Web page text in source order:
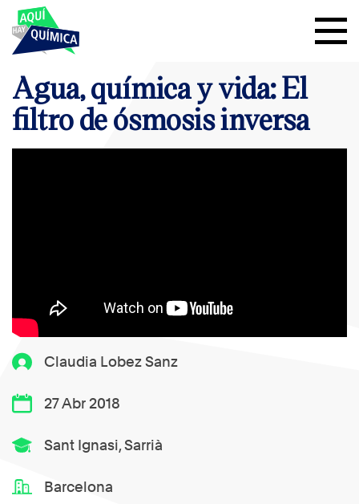
Claudia Lobez Sanz
27 Abr 2018
Sant Ignasi, Sarrià
Barcelona
Agua, química y vida: El
filtro de ósmosis inversa